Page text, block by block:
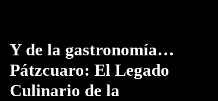
Y de la gastronomía…
Pátzcuaro: El Legado
Culinario de la